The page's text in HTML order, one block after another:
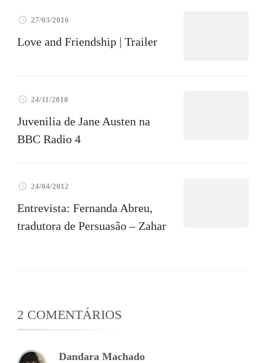
27/03/2016
Love and Friendship | Trailer
24/11/2010
Juvenilia de Jane Austen na
BBC Radio 4
24/04/2012
Entrevista: Fernanda Abreu,
tradutora de Persuasão – Zahar
2 COMENTÁRIOS
Dandara Machado